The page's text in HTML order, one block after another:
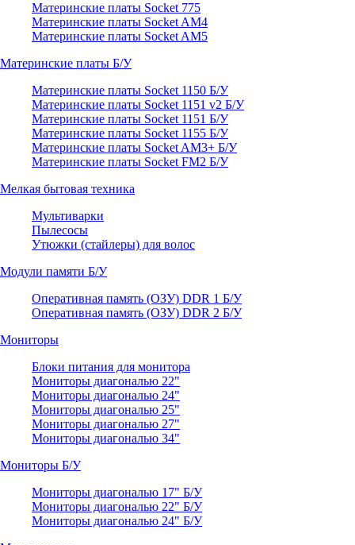
Материнские платы Socket 775
Материнские платы Socket AM4
Материнские платы Socket AM5
Материнские платы Б/У
Материнские платы Socket 1150 Б/У
Материнские платы Socket 1151 v2 Б/У
Материнские платы Socket 1151 Б/У
Материнские платы Socket 1155 Б/У
Материнские платы Socket AM3+ Б/У
Материнские платы Socket FM2 Б/У
Мелкая бытовая техника
Мультиварки
Пылесосы
Утюжки (стайлеры) для волос
Модули памяти Б/У
Оперативная память (ОЗУ) DDR 1 Б/У
Оперативная память (ОЗУ) DDR 2 Б/У
Мониторы
Блоки питания для монитора
Мониторы диагональю 22"
Мониторы диагональю 24"
Мониторы диагональю 25"
Мониторы диагональю 27"
Мониторы диагональю 34"
Мониторы Б/У
Мониторы диагональю 17" Б/У
Мониторы диагональю 22" Б/У
Мониторы диагональю 24" Б/У